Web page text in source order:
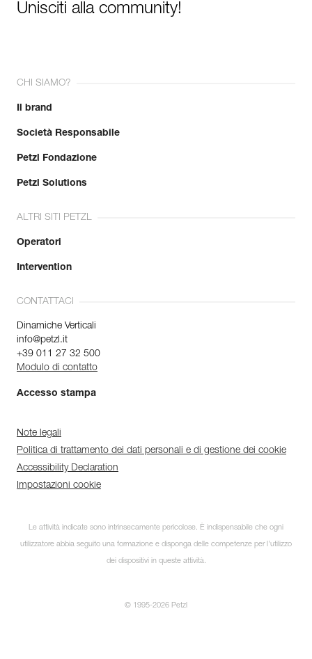
Unisciti alla community!
CHI SIAMO?
Il brand
Società Responsabile
Petzl Fondazione
Petzl Solutions
ALTRI SITI PETZL
Operatori
Intervention
CONTATTACI
Dinamiche Verticali
info@petzl.it
+39 011 27 32 500
Modulo di contatto
Accesso stampa
Note legali
Politica di trattamento dei dati personali e di gestione dei cookie
Accessibility Declaration
Impostazioni cookie
Le attività indicate sono intrinsecamente pericolose. È indispensabile che ogni
utilizzatore abbia seguito una formazione e disponga delle competenze per l’utilizzo
dei dispositivi in queste attività.
© 1995-2026 Petzl